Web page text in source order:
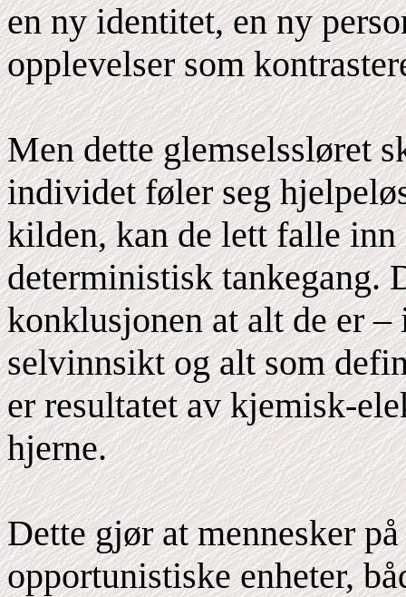
en ny identitet, en ny
opplevelser som
Men dette glemselssløret
individet føler seg
kilden, kan de lett falle
deterministisk tankegang.
konklusjonen at alt de er
selvinnsikt og alt som
er resultatet av kjemisk-
hjerne.
Dette gjør at mennesker
opportunistiske enheter,